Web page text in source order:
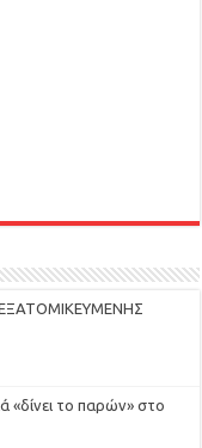
«δίνει το παρών» στο